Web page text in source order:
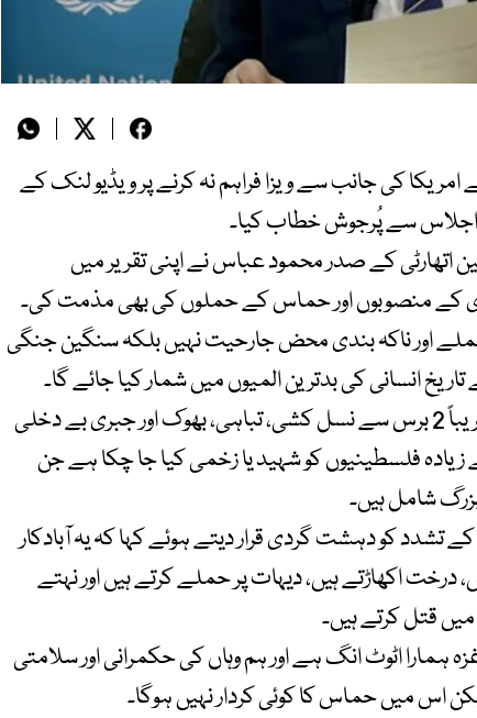
کی جانب سے ویزا فراہم نہ کرنے پر ویڈیو لنک کے
اجلاس سے پُرجوش خطاب کیا۔
کے صدر محمود عباس نے اپنی تقریر میں
کے منصوبوں اور حماس کے حملوں کی بھی مذمت کی۔
حملے اور ناکہ بندی محض جارحیت نہیں بلکہ سنگین جنگی
انسانی کی بدترین المیوں میں شمار کیا جائے گا۔
فلسطینی صدر نے کہا کہ غزہ کے عوام تقریباً 2 برس سے نسل کشی، تباہی، بھوک اور جبری بے دخلی
زیادہ فلسطینیوں کو شہید یا زخمی کیا جا چکا ہے جن
شامل ہیں۔
تشدد کو دہشت گردی قرار دیتے ہوئے کہا کہ یہ آبادکار
درخت اکھاڑتے ہیں، دیہات پر حملے کرتے ہیں اور نہتے
قتل کرتے ہیں۔
اٹوٹ انگ ہے اور ہم وہاں کی حکمرانی اور سلامتی
اس میں حماس کا کوئی کردار نہیں ہوگا۔